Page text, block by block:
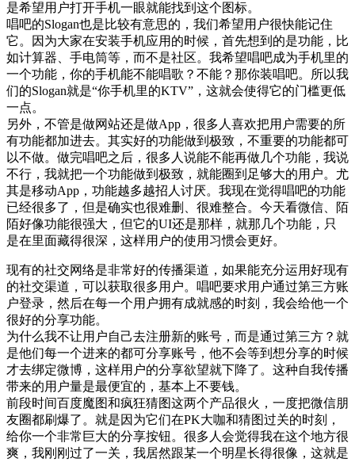
是希望用户打开手机一眼就能找到这个图标。
唱吧的Slogan也是比较有意思的，我们希望用户很快能记住
它。因为大家在安装手机应用的时候，首先想到的是功能，比
如计算器、手电筒等，而不是社区。我希望唱吧成为手机里的
一个功能，你的手机能不能唱歌？不能？那你装唱吧。所以我
们的Slogan就是“你手机里的KTV”，这就会使得它的门槛更低
一点。
另外，不管是做网站还是做App，很多人喜欢把用户需要的所
有功能都加进去。其实好的功能做到极致，不重要的功能都可
以不做。做完唱吧之后，很多人说能不能再做几个功能，我说
不行，我就把一个功能做到极致，就能圈到足够大的用户。尤
其是移动App，功能越多越招人讨厌。我现在觉得唱吧的功能
已经很多了，但是确实也很难删、很难整合。今天看微信、陌
陌好像功能很强大，但它的UI还是那样，就那几个功能，只
是在里面藏得很深，这样用户的使用习惯会更好。
现有的社交网络是非常好的传播渠道，如果能充分运用好现有
的社交渠道，可以获取很多用户。唱吧要求用户通过第三方账
户登录，然后在每一个用户拥有成就感的时刻，我会给他一个
很好的分享功能。
为什么我不让用户自己去注册新的账号，而是通过第三方？就
是他们每一个进来的都可分享账号，他不会等到想分享的时候
才去绑定微博，这样用户的分享欲望就下降了。这种自我传播
带来的用户量是最便宜的，基本上不要钱。
前段时间百度魔图和疯狂猜图这两个产品很火，一度把微信朋
友圈都刷爆了。就是因为它们在PK大咖和猜图过关的时刻，
给你一个非常巨大的分享按钮。很多人会觉得我在这个地方很
爽，我刚刚过了一关，我居然跟某一个明星长得很像，这就是